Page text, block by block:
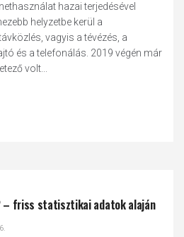
hazai terjedésével
helyzetbe kerül a
vagyis a tévézés, a
és a telefonálás. 2019 végén már
volt...
– friss statisztikai adatok alaján